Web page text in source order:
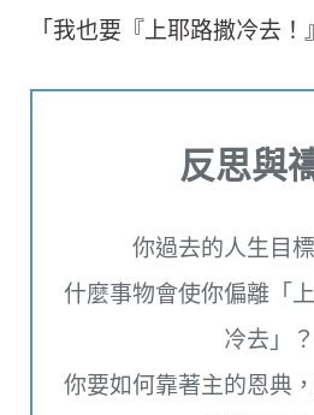
「我也要『上耶路撒冷去！
反思與
你過去的人生目
什麼事物會使你偏離「
冷去」？
你要如何靠著主的恩典